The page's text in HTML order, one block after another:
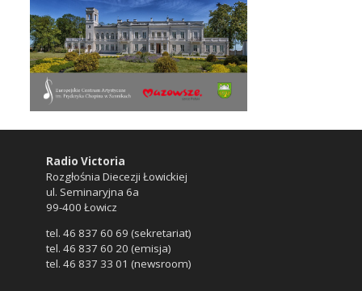
Radio Victoria
Rozgłośnia Diecezji Łowickiej
ul. Seminaryjna 6a
99-400 Łowicz
tel. 46 837 60 69 (sekretariat)
tel. 46 837 60 20 (emisja)
tel. 46 837 33 01 (newsroom)